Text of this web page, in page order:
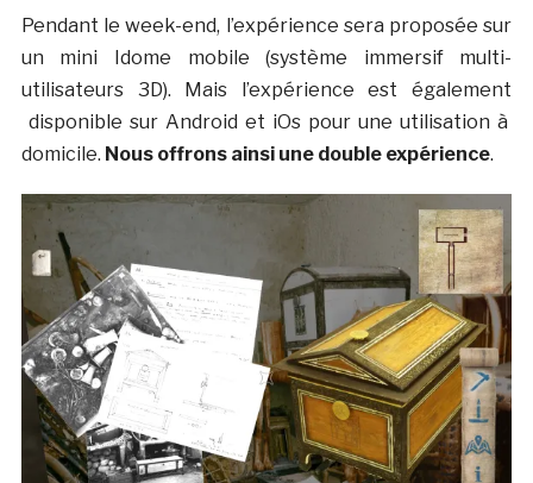
Pendant le week-end, l’expérience sera proposée sur
un mini Idome mobile (système immersif multi-
utilisateurs 3D). Mais l’expérience est également
disponible sur Android et iOs pour une utilisation à
domicile. Nous offrons ainsi une double expérience.